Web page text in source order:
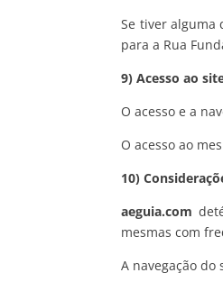
Se tiver alguma
para a Rua
9) Acesso ao
O acesso e a
O acesso ao
10)
aeguia.com
mesmas com
A navegação